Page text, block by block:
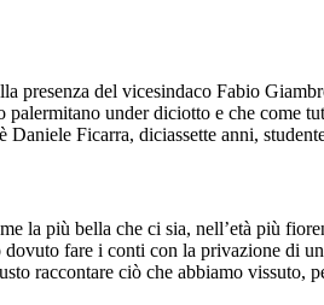
presenza del vicesindaco Fabio
under diciotto e che come
Ficarra, diciassette anni,
la più bella che ci sia, nell’età più
fare i conti con la privazione di
raccontare ciò che abbiamo vissuto,